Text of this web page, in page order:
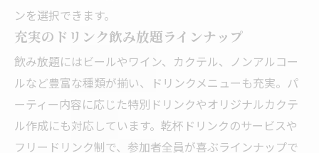
ンを選択できます。
充実のドリンク飲み放題ラインナップ
飲み放題にはビールやワイン、カクテル、ノンアルコー
ルなど豊富な種類が揃い、ドリンクメニューも充実。パ
ーティー内容に応じた特別ドリンクやオリジナルカクテ
ル作成にも対応しています。乾杯ドリンクのサービスや
フリードリンク制で、参加者全員が喜ぶラインナップで